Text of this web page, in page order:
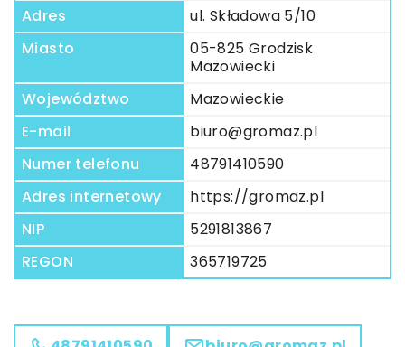
Adres
ul. Składowa 5/10
Miasto
05-825 Grodzisk
Mazowiecki
Województwo
Mazowieckie
E-mail
biuro@gromaz.pl
Numer telefonu
48791410590
Adres internetowy
https://gromaz.pl
NIP
5291813867
REGON
365719725